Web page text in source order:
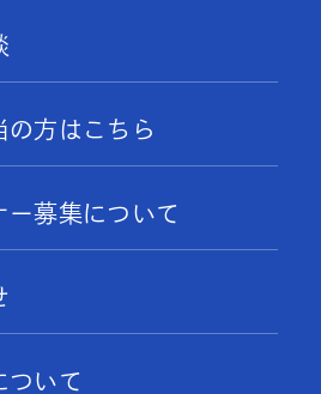
の方はこちら
ー募集について
ついて